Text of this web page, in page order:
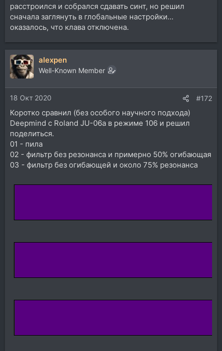
расстроился и собрался сдавать синт, но решил
сначала заглянуть в глобальные настройки...
оказалось, что клава отключена.
alexpen
Well-Known Member
18 Окт 2020 #172
Коротко сравнил (без особого научного подхода)
Deepmind с Roland JU-06a в режиме 106 и решил
поделиться.
01 - пила
02 - фильтр без резонанса и примерно 50% огибающая
03 - фильтр без огибающей и около 75% резонанса